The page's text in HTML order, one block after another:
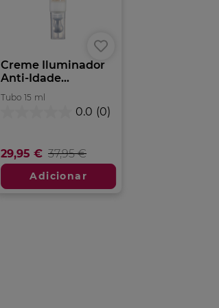
Creme Iluminador
Anti-Idade...
Tubo 15 ml
0.0 (0)
estrelas.
29,95 € 37,95 €
Adicionar